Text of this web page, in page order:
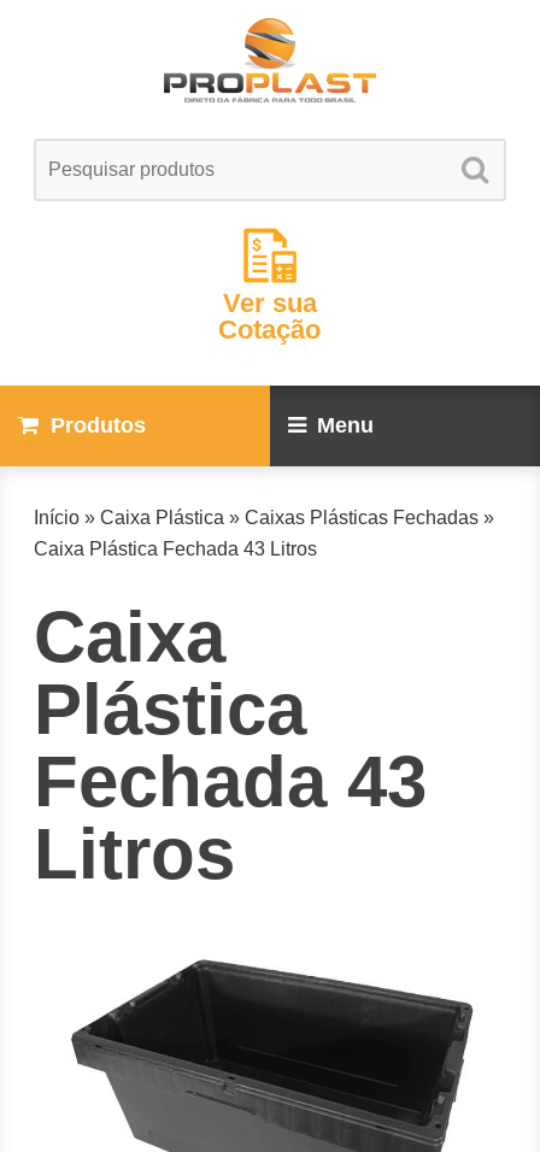
Ver sua
Cotação
Produtos Menu
Início »Caixa Plástica »Caixas Plásticas Fechadas »
Caixa Plástica Fechada 43 Litros
Caixa
Plástica
Fechada 43
Litros